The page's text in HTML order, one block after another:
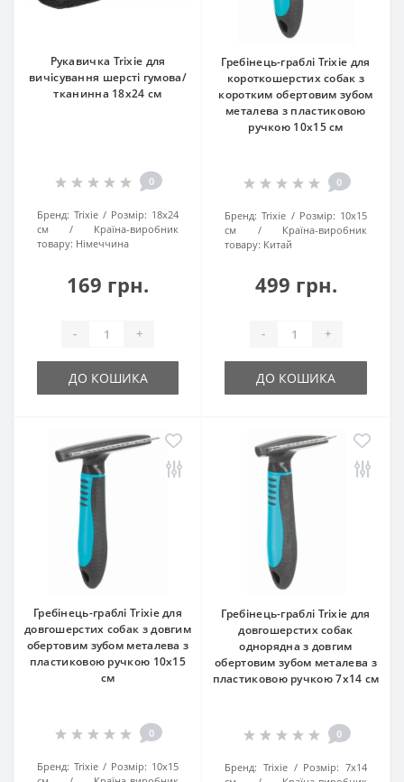
Рукавичка Trixie для
вичісування шерсті гумова/
тканинна 18х24 см
0
Бренд: Trixie Розмір: 18х24
см
Країна-виробник
товару: Німеччина
169 грн.
- +
ДО КОШИКА
Гребінець-граблі Trixie для
короткошерстих собак з
коротким обертовим зубом
металева з пластиковою
ручкою 10х15 см
0
Бренд: Trixie Розмір: 10х15
см
Країна-виробник
товару: Китай
499 грн.
- +
ДО КОШИКА
Гребінець-граблі Trixie для
довгошерстих собак з довгим
обертовим зубом металева з
пластиковою ручкою 10х15
см
0
Бренд: Trixie Розмір: 10х15
Гребінець-граблі Trixie для
довгошерстих собак
однорядна з довгим
обертовим зубом металева з
пластиковою ручкою 7х14 см
0
Бренд: Trixie Розмір: 7х14